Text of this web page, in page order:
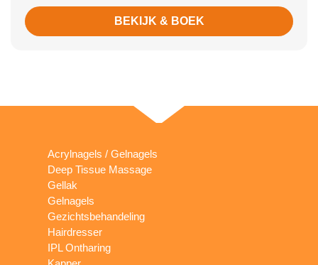
BEKIJK & BOEK
Acrylnagels / Gelnagels
Deep Tissue Massage
Gellak
Gelnagels
Gezichtsbehandeling
Hairdresser
IPL Ontharing